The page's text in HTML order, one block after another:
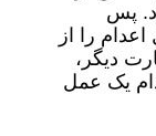
پس
را از
دیگر،
یک عمل